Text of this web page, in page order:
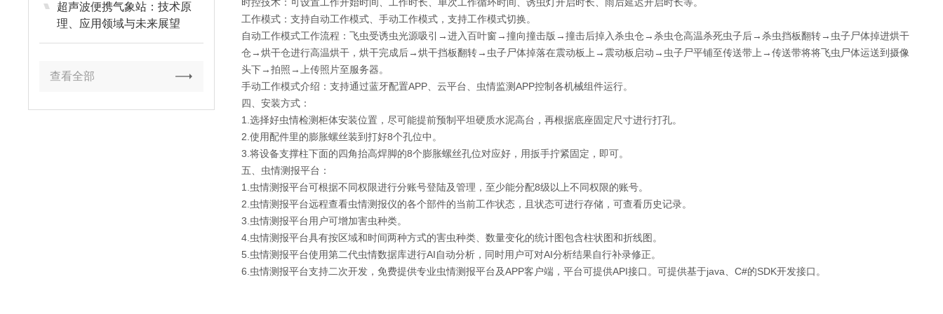
超声波便携气象站：技术原
理、应用领域与未来展望
查看全部
工作模式：支持自动工作模式、手动工作模式，支持工作模式切换。
自动工作模式工作流程：飞虫受诱虫光源吸引→进入百叶窗→撞向撞击版→撞击后掉入杀虫仓→杀虫仓高温杀死虫子后→杀虫挡板翻转→虫子尸体掉进烘干
仓→烘干仓进行高温烘干，烘干完成后→烘干挡板翻转→虫子尸体掉落在震动板上→震动板启动→虫子尸平铺至传送带上→传送带将将飞虫尸体运送到摄像
头下→拍照→上传照片至服务器。
手动工作模式介绍：支持通过蓝牙配置APP、云平台、虫情监测APP控制各机械组件运行。
四、安装方式：
1.选择好虫情检测柜体安装位置，尽可能提前预制平坦硬质水泥高台，再根据底座固定尺寸进行打孔。
2.使用配件里的膨胀螺丝装到打好8个孔位中。
3.将设备支撑柱下面的四角抬高焊脚的8个膨胀螺丝孔位对应好，用扳手拧紧固定，即可。
五、虫情测报平台：
1.虫情测报平台可根据不同权限进行分账号登陆及管理，至少能分配8级以上不同权限的账号。
2.虫情测报平台远程查看虫情测报仪的各个部件的当前工作状态，且状态可进行存储，可查看历史记录。
3.虫情测报平台用户可增加害虫种类。
4.虫情测报平台具有按区域和时间两种方式的害虫种类、数量变化的统计图包含柱状图和折线图。
5.虫情测报平台使用第二代虫情数据库进行AI自动分析，同时用户可对AI分析结果自行补录修正。
6.虫情测报平台支持二次开发，免费提供专业虫情测报平台及APP客户端，平台可提供API接口。可提供基于java、C#的SDK开发接口。